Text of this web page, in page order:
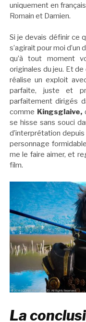
uniquement en
Romain et Damien.
Si je devais définir ce
s’agirait pour moi d’un
qu’à tout moment
originales du jeu. Et
réalise un exploit
parfaite, juste et
parfaitement dirigés
comme Kingsglaive,
se hisse sans souci
d’interprétation
personnage
me le faire aimer, et
film.
La